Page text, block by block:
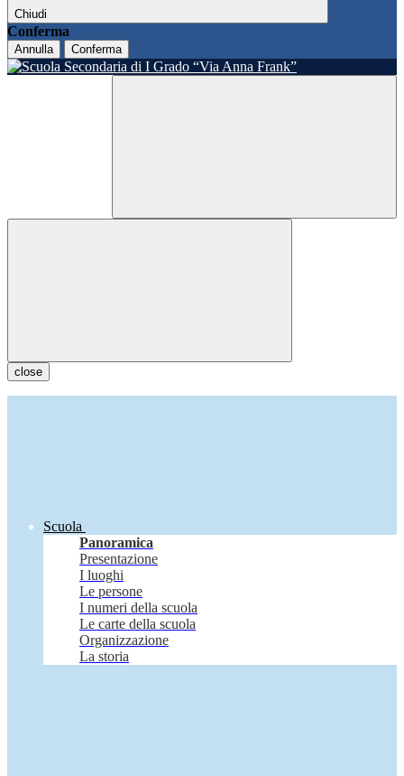
Chiudi
Conferma
Annulla Conferma
close
Scuola
Panoramica
Presentazione
I luoghi
Le persone
I numeri della scuola
Le carte della scuola
Organizzazione
La storia